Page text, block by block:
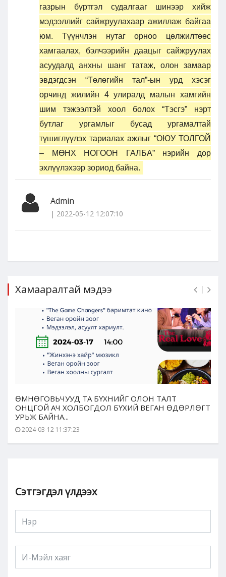
газрын бүртгэл судалгааг шинээр хийж
мэдээллийг сайжруулахаар ажиллаж байгаа
юм. Түүнчлэн нутаг орноо цөлжилтөөс
хамгаалах, бэлчээрийн даацыг сайжруулах
асуудалд анхны шанг татаж, олон замаар
эвдэгдсэн “Төлөгийн тал”-ын урд хэсэг
орчинд жилийн 4 улиралд малын хамгийн
шим тэжээлтэй хоол болох “Тэсгэ” нэрт
бутлаг ургамлыг бусад ургамалтай
түшиглүүлэх тариалах ажлыг “ОЮУ ТОЛГОЙ
– МӨНХ НОГООН ГАЛБА” нэрийн дор
эхлүүлэхээр зориод байна.
Admin
| 2022-05-12 12:07:10
Хамааралтай мэдээ
ӨМНӨГОВЬЧУУД ТА БҮХНИЙГ ОЛОН ТАЛТ
ОНЦГОЙ АЧ ХОЛБОГДОЛ БҮХИЙ ВЕГАН ӨДӨРЛӨГТ
УРЬЖ БАЙНА...
2024-03-12 11:37:23
Сэтгэгдэл үлдээх